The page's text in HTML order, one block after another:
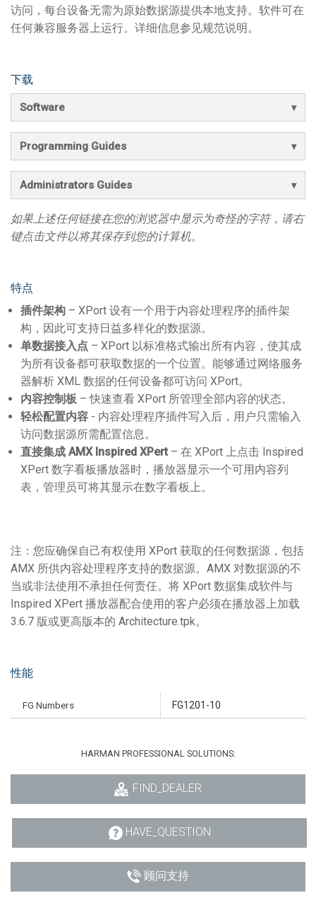
访问，每台设备无需为原始数据源提供本地支持。软件可在
任何兼容服务器上运行。详细信息参见规范说明。
下载
Software
Programming Guides
Administrators Guides
如果上述任何链接在您的浏览器中显示为奇怪的字符，请右
键点击文件以将其保存到您的计算机。
特点
插件架构 – XPort 设有一个用于内容处理程序的插件架
构，因此可支持日益多样化的数据源。
单数据接入点 – XPort 以标准格式输出所有内容，使其成
为所有设备都可获取数据的一个位置。能够通过网络服务
器解析 XML 数据的任何设备都可访问 XPort。
内容控制板 – 快速查看 XPort 所管理全部内容的状态。
轻松配置内容 - 内容处理程序插件写入后，用户只需输入
访问数据源所需配置信息。
直接集成 AMX Inspired XPert – 在 XPort 上点击 Inspired
XPert 数字看板播放器时，播放器显示一个可用内容列
表，管理员可将其显示在数字看板上。
注：您应确保自己有权使用 XPort 获取的任何数据源，包括
AMX 所供内容处理程序支持的数据源。AMX 对数据源的不
当或非法使用不承担任何责任。将 XPort 数据集成软件与
Inspired XPert 播放器配合使用的客户必须在播放器上加载
3.6.7 版或更高版本的 Architecture.tpk。
性能
FG Numbers FG1201-10
HARMAN PROFESSIONAL SOLUTIONS:
FIND_DEALER
HAVE_QUESTION
顾问支持